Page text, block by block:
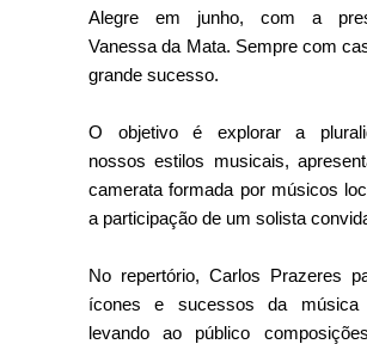
Alegre em junho, com a
Vanessa da Mata. Sempre com
grande sucesso.
O objetivo é explorar a
nossos estilos musicais,
camerata formada por músicos
a participação de um solista
No repertório, Carlos Prazeres
ícones e sucessos da música
levando ao público